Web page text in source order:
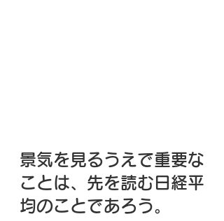
景気を見るうえで重要な
ことは、先を読む日経平
均のことであろう。